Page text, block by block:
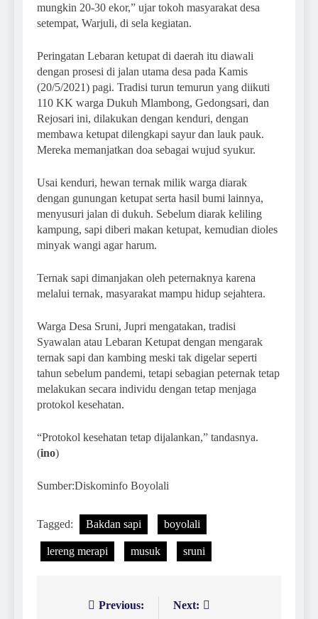
mungkin 20-30 ekor,” ujar tokoh masyarakat desa
setempat, Warjuli, di sela kegiatan.
Peringatan Lebaran ketupat di daerah itu diawali
dengan prosesi di jalan utama desa pada Kamis
(20/5/2021) pagi. Tradisi turun temurun yang diikuti
110 KK warga Dukuh Mlambong, Gedongsari, dan
Rejosari ini, dilakukan dengan kenduri, dengan
membawa ketupat dilengkapi sayur dan lauk pauk.
Mereka memanjatkan doa sebagai wujud syukur.
Usai kenduri, hewan ternak milik warga diarak
dengan gunungan ketupat serta hasil bumi lainnya,
menyusuri jalan di dukuh. Sebelum diarak keliling
kampung, sapi diberi makan ketupat, kemudian dioles
minyak wangi agar harum.
Ternak sapi dimanjakan oleh peternaknya karena
melalui ternak, masyarakat mampu hidup sejahtera.
Warga Desa Sruni, Jupri mengatakan, tradisi
Syawalan atau Lebaran Ketupat dengan mengarak
ternak sapi dan kambing meski tak digelar seperti
tahun sebelum pandemi, tetapi sebagian peternak tetap
melakukan secara individu dengan tetap menjaga
protokol kesehatan.
“Protokol kesehatan tetap dijalankan,” tandasnya.
(ino)
Sumber:Diskominfo Boyolali
Tagged: Bakdan sapi boyolali
lereng merapi musuk sruni
NavigasiPrevious: Next: